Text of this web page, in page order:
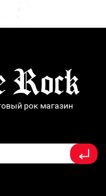
рок магазин